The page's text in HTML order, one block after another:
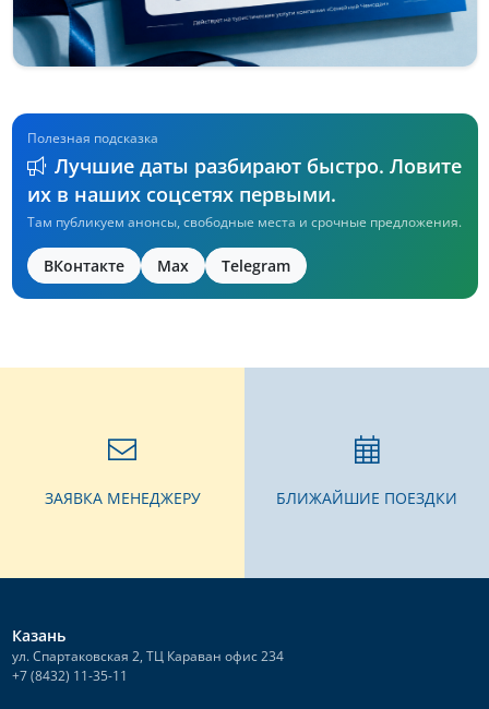
Полезная подсказка
Лучшие даты разбирают быстро. Ловите
их в наших соцсетях первыми.
Там публикуем анонсы, свободные места и срочные предложения.
ВКонтакте Max Telegram
ЗАЯВКА МЕНЕДЖЕРУ БЛИЖАЙШИЕ ПОЕЗДКИ
Казань
ул. Спартаковская 2, ТЦ Караван офис 234
+7 (8432) 11-35-11